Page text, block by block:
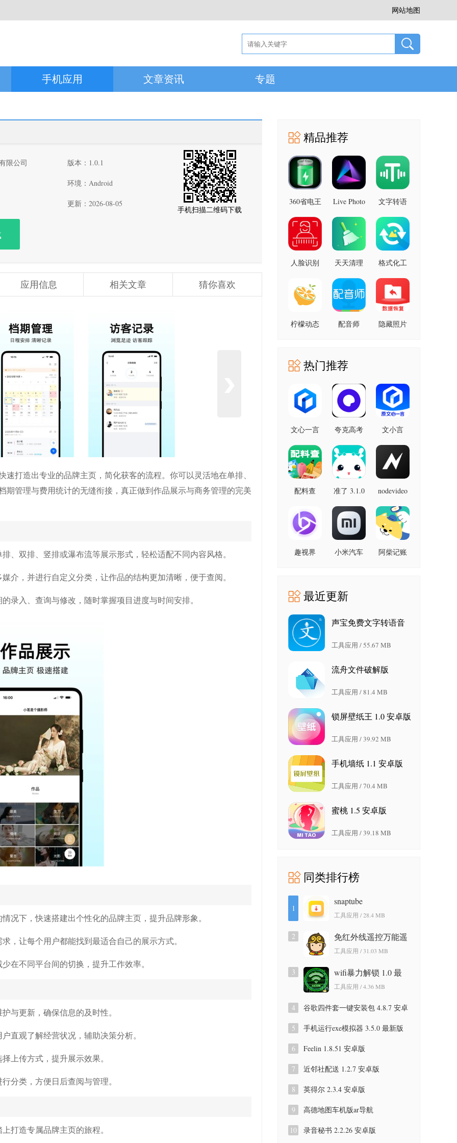
网站地图
手机应用 文章资讯 专题
限公司 版本：1.0.1
环境：Android
更新：2026-08-05
手机扫描二维码下载
应用信息 相关文章 猜你喜欢
打造出专业的品牌主页，简化获客的流程。你可以灵活地在单排、
期管理与费用统计的无缝衔接，真正做到作品展示与商务管理的完美
、双排、竖排或瀑布流等展示形式，轻松适配不同内容风格。
介，并进行自定义分类，让作品的结构更加清晰，便于查阅。
录入、查询与修改，随时掌握项目进度与时间安排。
况下，快速搭建出个性化的品牌主页，提升品牌形象。
，让每个用户都能找到最适合自己的展示方式。
在不同平台间的切换，提升工作效率。
与更新，确保信息的及时性。
直观了解经营状况，辅助决策分析。
上传方式，提升展示效果。
分类，方便日后查阅与管理。
打造专属品牌主页的旅程。
精品推荐
360省电王
版
Live Photo
文字转语
卓版
人脸识别
卓版
天天清理
格式化工
柠檬动态
配音师
隐藏照片
热门推荐
文心一言
5.16.0.10
最新版
夸克高考
最新版
文小言
配料查
版
准了 3.1.0
nodevideo
版
趣视界
小米汽车
阿柴记账
最近更新
声宝免费文字转语音
工具应用 / 55.67 MB
流舟文件破解版
工具应用 / 81.4 MB
锁屏壁纸王 1.0 安卓版
工具应用 / 39.92 MB
手机墙纸 1.1 安卓版
工具应用 / 70.4 MB
蜜桃 1.5 安卓版
工具应用 / 39.18 MB
同类排行榜
1
snaptube
7.64.1.76402401 安卓
工具应用 / 28.4 MB
2
免红外线遥控万能遥
控app 3.9.8.420 安卓
工具应用 / 31.03 MB
3
wifi暴力解锁 1.0 最
新版
工具应用 / 4.36 MB
4
谷歌四件套一键安装包 4.8.7 安卓
5
手机运行exe模拟器 3.5.0 最新版
6 Feelin 1.8.51 安卓版
7 近邻社配送 1.2.7 安卓版
8 英得尔 2.3.4 安卓版
9
高德地图车机版ar导航
10
录音秘书 2.2.26 安卓版